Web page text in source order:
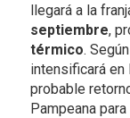
llegará a la
septiembre,
térmico.
intensificará en
probable
Pampeana